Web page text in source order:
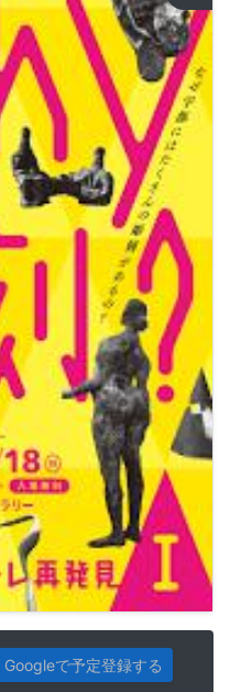
Googleで予定登録する